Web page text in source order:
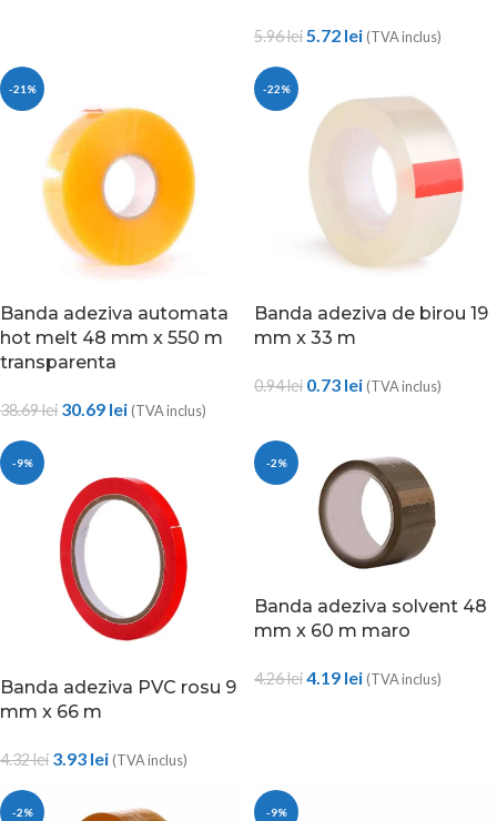
5.96lei5.72 lei (TVA inclus)
-21%
Banda adeziva automata
hot melt 48 mm x 550 m
transparenta
38.69lei 30.69 lei (TVA inclus)
-22%
Banda adeziva de birou 19
mm x 33 m
0.94lei 0.73 lei (TVA inclus)
-9%
Banda adeziva PVC rosu 9
mm x 66 m
4.32lei 3.93 lei (TVA inclus)
-2%
Banda adeziva solvent 48
mm x 60 m maro
4.26lei4.19 lei (TVA inclus)
-2% -9%